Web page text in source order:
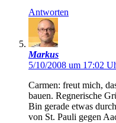
Antworten
Markus
5/10/2008 um 17:02
Carmen: freut mich,
bauen. Regnerische
Bin gerade etwas
von St. Pauli gegen